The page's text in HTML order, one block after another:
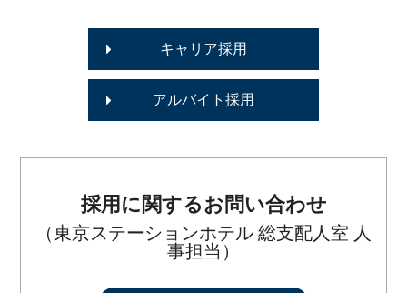
キャリア採用
アルバイト採用
採用に関するお問い合わせ
（東京ステーションホテル 総支配人室 人
事担当）